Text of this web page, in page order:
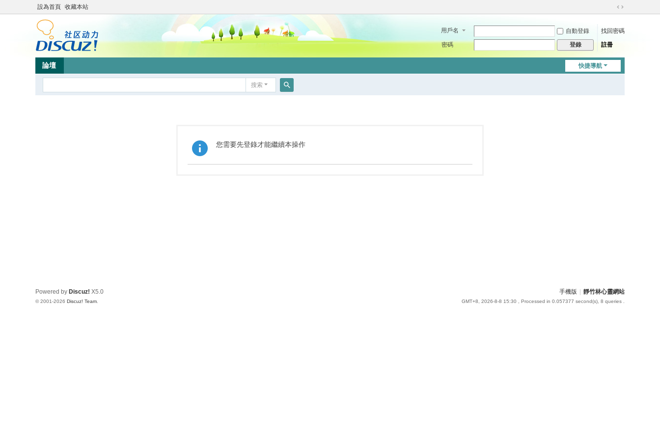
設為首頁 收藏本站
切
到
用戶名 自動登錄
找回密碼
密碼
登錄 註冊
快捷導航
論壇
搜索
您需要先登錄才能繼續本操作
手機版 靜竹林心靈網站
GMT+8, 2026-8-8 15:30 , Processed in 0.057377 second(s), 8 queries .
Powered by Discuz! X5.0
© 2001-2026 Discuz! Team